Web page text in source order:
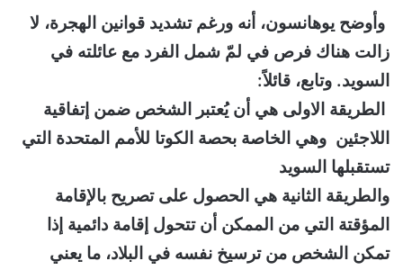
وأوضح يوهانسون، أنه ورغم تشديد قوانين الهجرة، لا
زالت هناك فرص في لمّ شمل الفرد مع عائلته في
السويد. وتابع، قائلاً:
الطريقة الاولى هي أن يُعتبر الشخص ضمن إتفاقية
اللاجئين وهي الخاصة بحصة الكوتا للأمم المتحدة التي
تستقبلها السويد
والطريقة الثانية هي الحصول على تصريح بالإقامة
المؤقتة التي من الممكن أن تتحول إقامة دائمية إذا
تمكن الشخص من ترسيخ نفسه في البلاد، ما يعني